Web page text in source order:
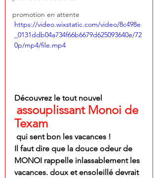
promotion en attente
https://video.wixstatic.com/video/8c498e
_0131ddb04a734f66b6679d625093640e/72
0p/mp4/file.mp4
Découvrez le tout nouvel
assouplissant Monoi de
Texam
qui sent bon les vacances !
Il faut dire que la douce odeur de
MONOI rappelle inlassablement les
vacances. doux et ensoleillé devrait